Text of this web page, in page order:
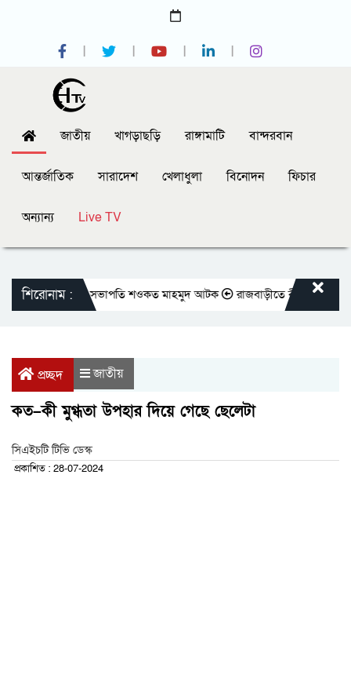
জাতীয় খাগড়াছড়ি রাঙ্গামাটি বান্দরবান
আন্তর্জাতিক সারাদেশ খেলাধুলা বিনোদন ফিচার
অন্যান্য Live TV
শিরোনাম :সাবেক সভাপতি শওকত মাহমুদ আটক রাজবাড়ীতে বীর
প্রচ্ছদ জাতীয়
কত–কী মুগ্ধতা উপহার দিয়ে গেছে ছেলেটা
সিএইচটি টিভি ডেস্ক
প্রকাশিত : 28-07-2024